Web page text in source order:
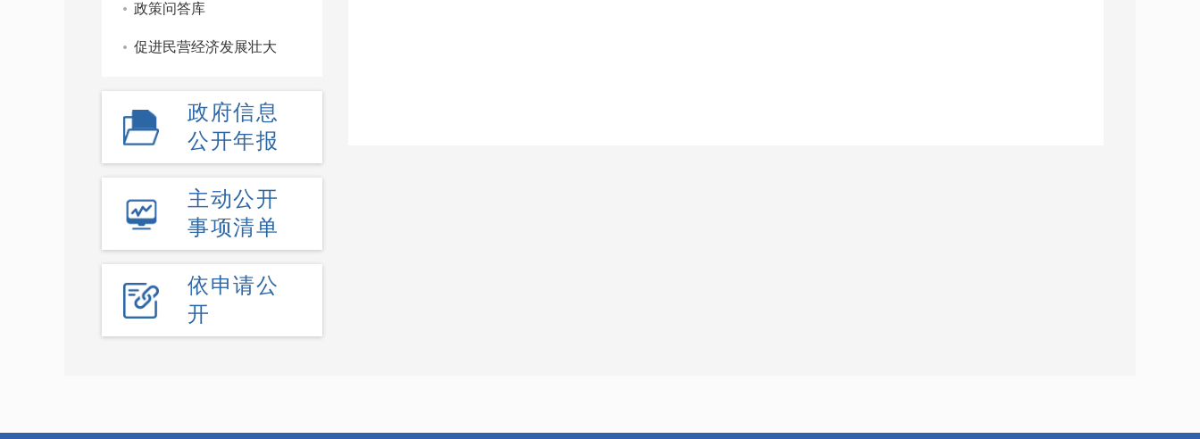
政策问答库
促进民营经济发展壮大
政府信息
公开年报
主动公开
事项清单
依申请公
开